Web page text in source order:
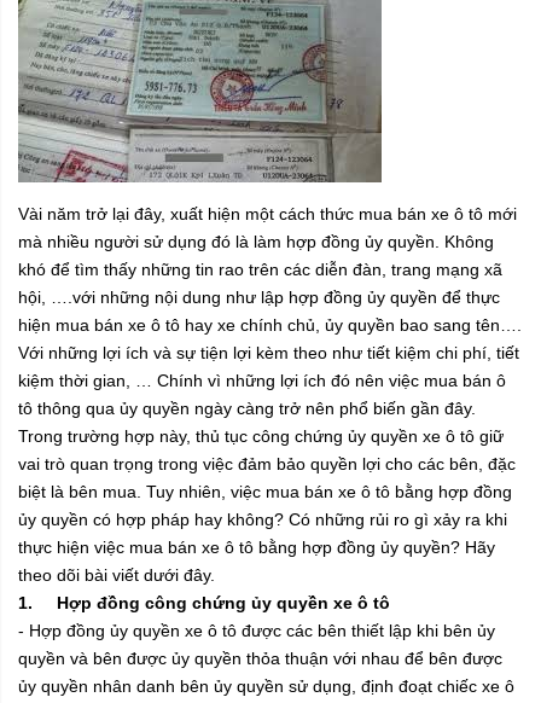
Vài năm trở lại đây, xuất hiện một cách thức mua bán xe ô tô mới
mà nhiều người sử dụng đó là làm hợp đồng ủy quyền. Không
khó để tìm thấy những tin rao trên các diễn đàn, trang mạng xã
hội, ….với những nội dung như lập hợp đồng ủy quyền để thực
hiện mua bán xe ô tô hay xe chính chủ, ủy quyền bao sang tên….
Với những lợi ích và sự tiện lợi kèm theo như tiết kiệm chi phí, tiết
kiệm thời gian, … Chính vì những lợi ích đó nên việc mua bán ô
tô thông qua ủy quyền ngày càng trở nên phổ biến gần đây.
Trong trường hợp này, thủ tục công chứng ủy quyền xe ô tô giữ
vai trò quan trọng trong việc đảm bảo quyền lợi cho các bên, đặc
biệt là bên mua. Tuy nhiên, việc mua bán xe ô tô bằng hợp đồng
ủy quyền có hợp pháp hay không? Có những rủi ro gì xảy ra khi
thực hiện việc mua bán xe ô tô bằng hợp đồng ủy quyền? Hãy
theo dõi bài viết dưới đây.
1. Hợp đồng công chứng ủy quyền xe ô tô
- Hợp đồng ủy quyền xe ô tô được các bên thiết lập khi bên ủy
quyền và bên được ủy quyền thỏa thuận với nhau để bên được
ủy quyền nhân danh bên ủy quyền sử dụng, định đoạt chiếc xe ô